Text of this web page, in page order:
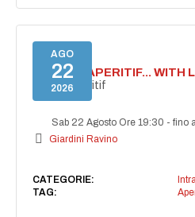
AGO
22
2026
SECRET APERITIF... WITH
Secret aperitif
Sab 22 Agosto Ore 19:30 -fino
Giardini Ravino
CATEGORIE:
TAG: